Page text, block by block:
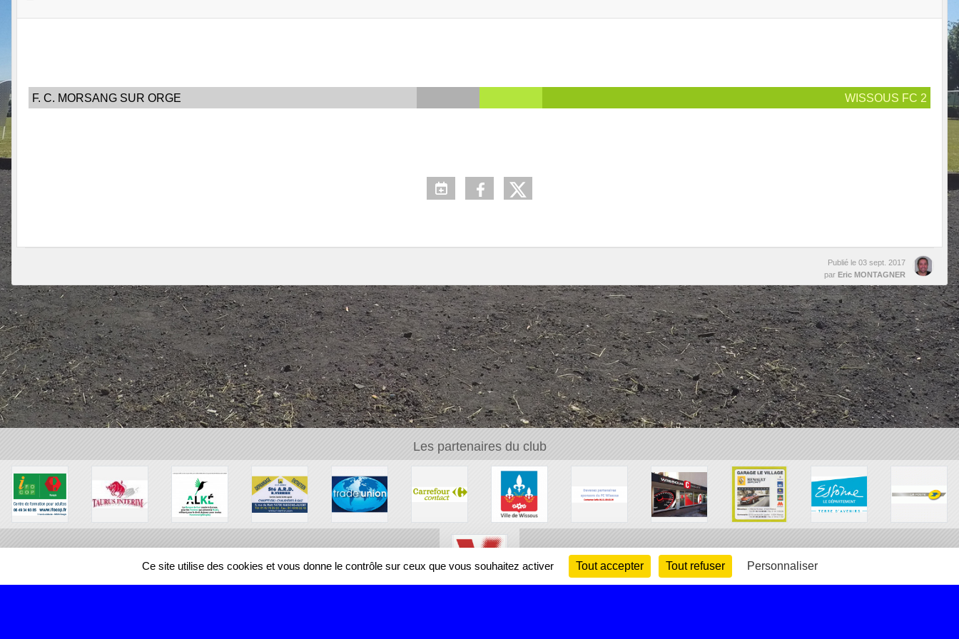
F. C. MORSANG SUR ORGE WISSOUS FC 2
Publié le 03 sept. 2017
par Eric MONTAGNER
Les partenaires du club
Ce site utilise des cookies et vous donne le contrôle sur ceux que vous souhaitez activer Tout accepter Tout refuser Personnaliser